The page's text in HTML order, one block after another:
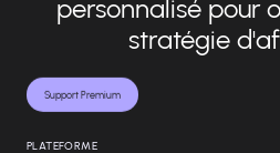
Support Premium
personnalisé pour
stratégie
PLATEFORME